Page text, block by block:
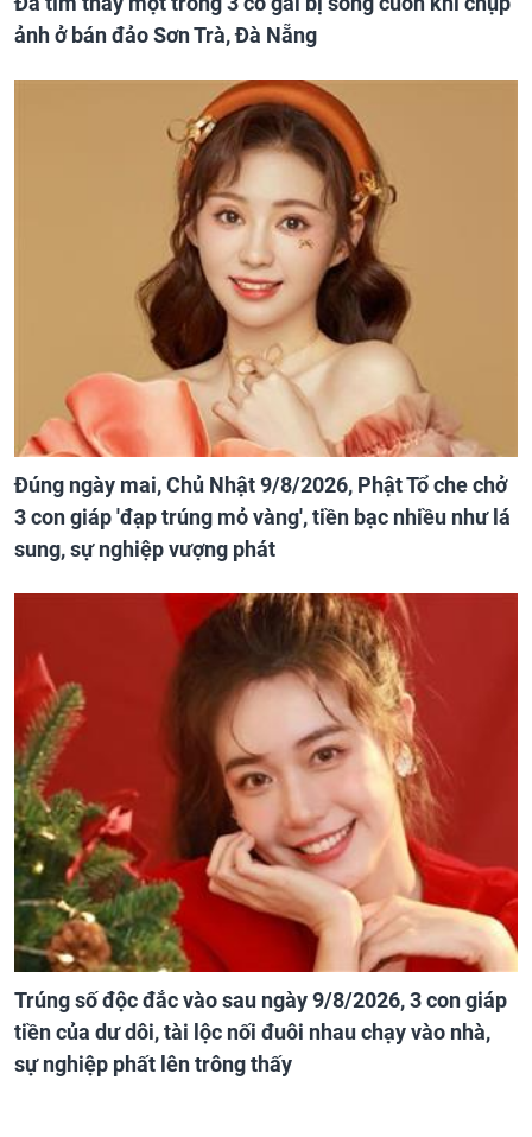
ảnh ở bán đảo Sơn Trà, Đà Nẵng
Đúng ngày mai, Chủ Nhật 9/8/2026, Phật Tổ che chở
3 con giáp 'đạp trúng mỏ vàng', tiền bạc nhiều như lá
sung, sự nghiệp vượng phát
Trúng số độc đắc vào sau ngày 9/8/2026, 3 con giáp
tiền của dư dôi, tài lộc nối đuôi nhau chạy vào nhà,
sự nghiệp phất lên trông thấy